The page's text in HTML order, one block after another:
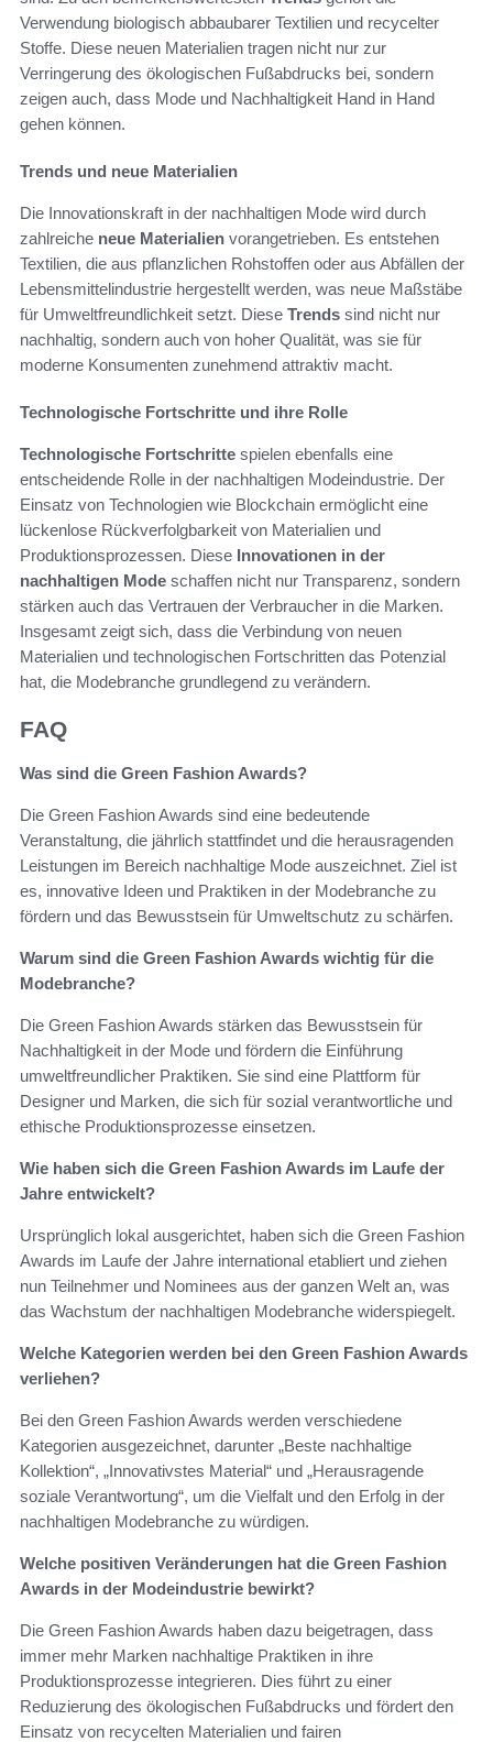
Verwendung biologisch abbaubarer Textilien und recycelter
Stoffe. Diese neuen Materialien tragen nicht nur zur
Verringerung des ökologischen Fußabdrucks bei, sondern
zeigen auch, dass Mode und Nachhaltigkeit Hand in Hand
gehen können.
Trends und neue Materialien
Die Innovationskraft in der nachhaltigen Mode wird durch
zahlreiche neue Materialien vorangetrieben. Es entstehen
Textilien, die aus pflanzlichen Rohstoffen oder aus Abfällen der
Lebensmittelindustrie hergestellt werden, was neue Maßstäbe
für Umweltfreundlichkeit setzt. Diese Trends sind nicht nur
nachhaltig, sondern auch von hoher Qualität, was sie für
moderne Konsumenten zunehmend attraktiv macht.
Technologische Fortschritte und ihre Rolle
Technologische Fortschritte spielen ebenfalls eine
entscheidende Rolle in der nachhaltigen Modeindustrie. Der
Einsatz von Technologien wie Blockchain ermöglicht eine
lückenlose Rückverfolgbarkeit von Materialien und
Produktionsprozessen. Diese Innovationen in der
nachhaltigen Mode schaffen nicht nur Transparenz, sondern
stärken auch das Vertrauen der Verbraucher in die Marken.
Insgesamt zeigt sich, dass die Verbindung von neuen
Materialien und technologischen Fortschritten das Potenzial
hat, die Modebranche grundlegend zu verändern.
FAQ
Was sind die Green Fashion Awards?
Die Green Fashion Awards sind eine bedeutende
Veranstaltung, die jährlich stattfindet und die herausragenden
Leistungen im Bereich nachhaltige Mode auszeichnet. Ziel ist
es, innovative Ideen und Praktiken in der Modebranche zu
fördern und das Bewusstsein für Umweltschutz zu schärfen.
Warum sind die Green Fashion Awards wichtig für die
Modebranche?
Die Green Fashion Awards stärken das Bewusstsein für
Nachhaltigkeit in der Mode und fördern die Einführung
umweltfreundlicher Praktiken. Sie sind eine Plattform für
Designer und Marken, die sich für sozial verantwortliche und
ethische Produktionsprozesse einsetzen.
Wie haben sich die Green Fashion Awards im Laufe der
Jahre entwickelt?
Ursprünglich lokal ausgerichtet, haben sich die Green Fashion
Awards im Laufe der Jahre international etabliert und ziehen
nun Teilnehmer und Nominees aus der ganzen Welt an, was
das Wachstum der nachhaltigen Modebranche widerspiegelt.
Welche Kategorien werden bei den Green Fashion Awards
verliehen?
Bei den Green Fashion Awards werden verschiedene
Kategorien ausgezeichnet, darunter „Beste nachhaltige
Kollektion“, „Innovativstes Material“ und „Herausragende
soziale Verantwortung“, um die Vielfalt und den Erfolg in der
nachhaltigen Modebranche zu würdigen.
Welche positiven Veränderungen hat die Green Fashion
Awards in der Modeindustrie bewirkt?
Die Green Fashion Awards haben dazu beigetragen, dass
immer mehr Marken nachhaltige Praktiken in ihre
Produktionsprozesse integrieren. Dies führt zu einer
Reduzierung des ökologischen Fußabdrucks und fördert den
Einsatz von recycelten Materialien und fairen